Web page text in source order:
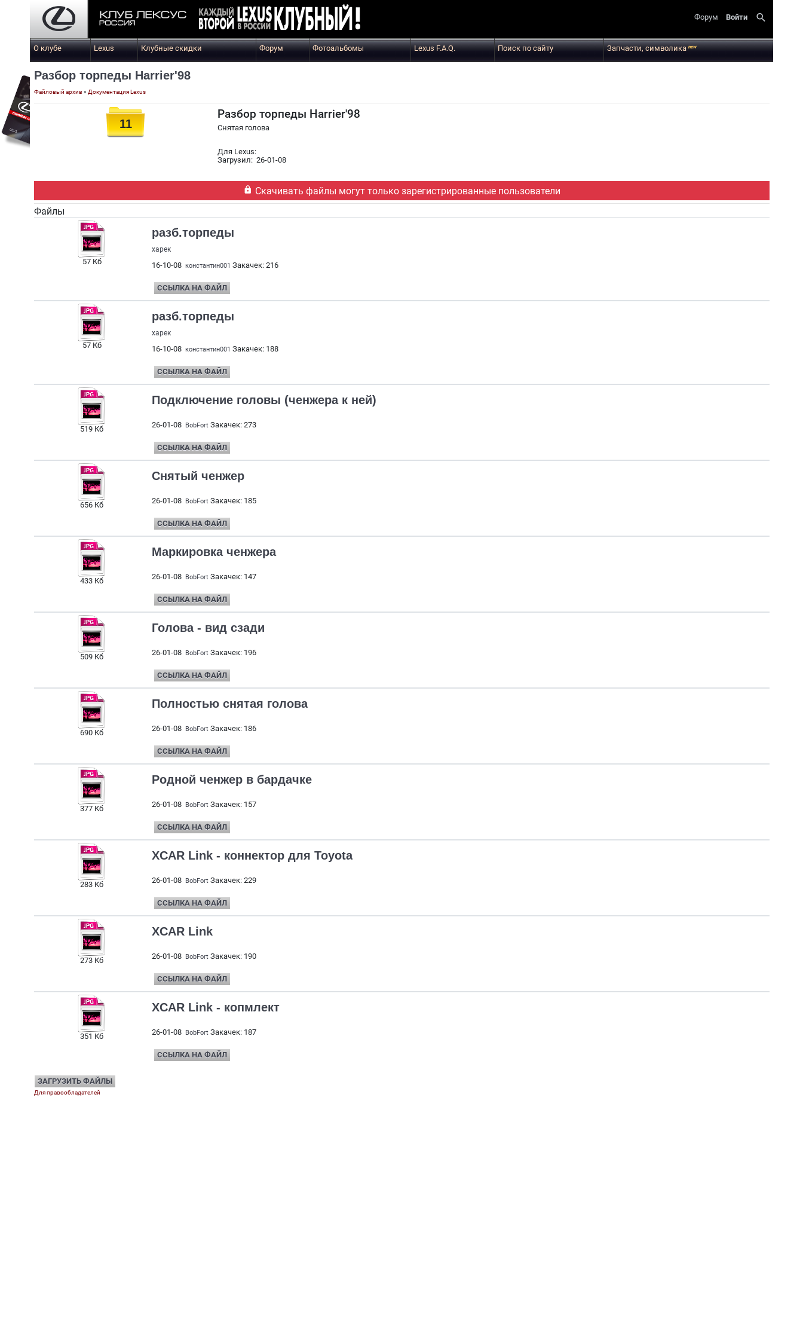
Форум Войти search
О клубе Lexus Клубные скидки Форум Фотоальбомы Lexus F.A.Q. Поиск по сайту Запчасти, символикаnew
Разбор торпеды Harrier'98
Файловый архив» Документация Lexus
11
Разбор торпеды Harrier'98
Снятая голова
Для Lexus:
Загрузил: 26-01-08
 Скачивать файлы могут только зарегистрированные пользователи
Файлы
57 Кб
разб.торпеды
харек
16-10-08 константин001 Закачек: 216
ССЫЛКА НА ФАЙЛ
57 Кб
разб.торпеды
харек
16-10-08 константин001 Закачек: 188
ССЫЛКА НА ФАЙЛ
519 Кб
Подключение головы (ченжера к ней)
26-01-08 BobFort Закачек: 273
ССЫЛКА НА ФАЙЛ
656 Кб
Снятый ченжер
26-01-08 BobFort Закачек: 185
ССЫЛКА НА ФАЙЛ
433 Кб
Маркировка ченжера
26-01-08 BobFort Закачек: 147
ССЫЛКА НА ФАЙЛ
509 Кб
Голова - вид сзади
26-01-08 BobFort Закачек: 196
ССЫЛКА НА ФАЙЛ
690 Кб
Полностью снятая голова
26-01-08 BobFort Закачек: 186
ССЫЛКА НА ФАЙЛ
377 Кб
Родной ченжер в бардачке
26-01-08 BobFort Закачек: 157
ССЫЛКА НА ФАЙЛ
283 Кб
XCAR Link - коннектор для Toyota
26-01-08 BobFort Закачек: 229
ССЫЛКА НА ФАЙЛ
273 Кб
XCAR Link
26-01-08 BobFort Закачек: 190
ССЫЛКА НА ФАЙЛ
351 Кб
XCAR Link - копмлект
26-01-08 BobFort Закачек: 187
ССЫЛКА НА ФАЙЛ
ЗАГРУЗИТЬ ФАЙЛЫ
Для правообладателей